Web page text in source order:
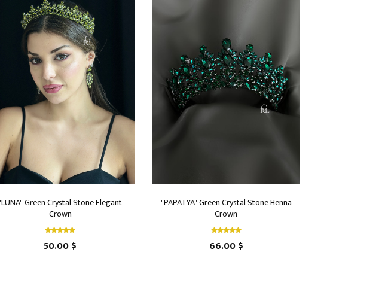
Green Crystal Stone Elegant
Crown
50.00 $
"PAPATYA" Green Crystal Stone Henna
Crown
66.00 $